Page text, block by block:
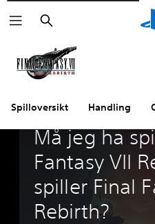
Søk
Spilloversikt Handling
Må jeg ha
Fantasy VII
spiller Final
Rebirth?